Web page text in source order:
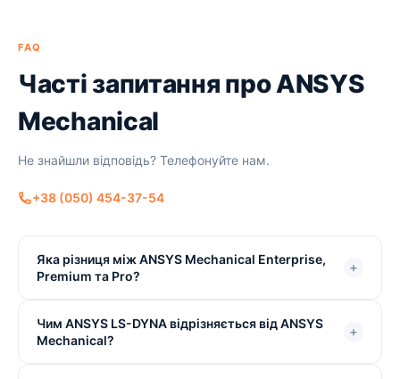
FAQ
Часті запитання про ANSYS
Mechanical
Не знайшли відповідь? Телефонуйте нам.
+38 (050) 454-37-54
Яка різниця між ANSYS Mechanical Enterprise,
Premium та Pro?
+
Чим ANSYS LS-DYNA відрізняється від ANSYS
Mechanical?
+